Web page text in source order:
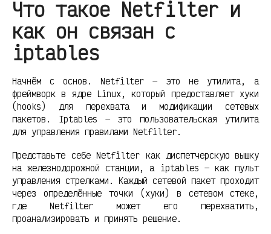
Что такое Netfilter и
как он связан с
iptables
Начнём с основ. Netfilter — это не утилита, а
фреймворк в ядре Linux, который предоставляет хуки
(hooks) для перехвата и модификации сетевых
пакетов. Iptables — это пользовательская утилита
для управления правилами Netfilter.
Представьте себе Netfilter как диспетчерскую вышку
на железнодорожной станции, а iptables — как пульт
управления стрелками. Каждый сетевой пакет проходит
через определённые точки (хуки) в сетевом стеке,
где Netfilter может его перехватить,
проанализировать и принять решение.